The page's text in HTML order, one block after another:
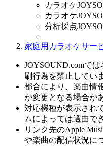
カラオケ
カラオケ
分析採点
家庭用カラオケサー
JOYSOUND.comで
刷行為を禁止してい
都合により、楽曲情
が変更となる場合が
対応機種が表示され
ムによっては選曲で
リンク先のApple
や楽曲の配信状況に